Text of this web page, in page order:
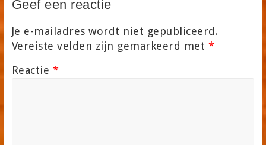
Geef een reactie
Je e-mailadres wordt niet gepubliceerd.
Vereiste velden zijn gemarkeerd met *
Reactie *